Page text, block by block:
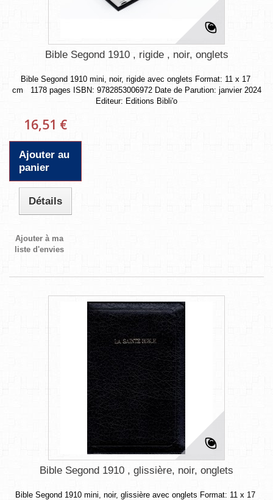
Bible Segond 1910 , rigide , noir, onglets
Bible Segond 1910 mini, noir, rigide avec onglets Format: 11 x 17
cm 1178 pages ISBN: 9782853006972 Date de Parution: janvier 2024
Editeur: Editions Bibli'o
16,51 €
Ajouter au
panier
Détails
Ajouter à ma
liste d'envies
Bible Segond 1910 , glissière, noir, onglets
Bible Segond 1910 mini, noir, glissière avec onglets Format: 11 x 17